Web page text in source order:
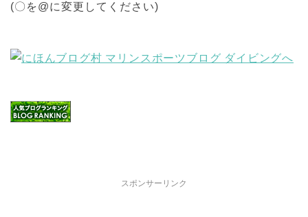
(〇を@に変更してください)
スポンサーリンク